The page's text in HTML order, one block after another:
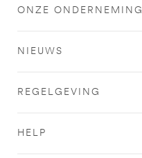
ONZE ONDERNEMING
NIEUWS
REGELGEVING
HELP